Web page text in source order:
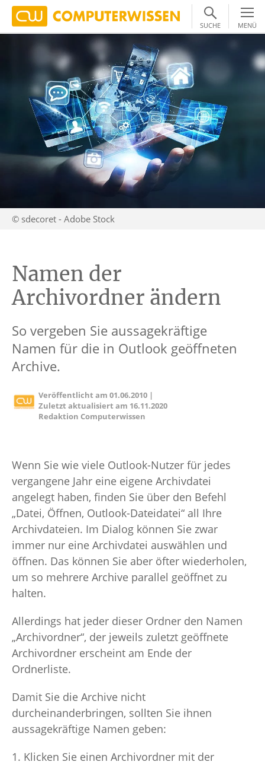
SUCHE MENÜ
© sdecoret - Adobe Stock
Namen der
Archivordner ändern
So vergeben Sie aussagekräftige
Namen für die in Outlook geöffneten
Archive.
Veröffentlicht am01.06.2010 |
Zuletzt aktualisiert am 16.11.2020
Redaktion Computerwissen
Wenn Sie wie viele Outlook-Nutzer für jedes
vergangene Jahr eine eigene Archivdatei
angelegt haben, finden Sie über den Befehl
„Datei, Öffnen, Outlook-Dateidatei“ all Ihre
Archivdateien. Im Dialog können Sie zwar
immer nur eine Archivdatei auswählen und
öffnen. Das können Sie aber öfter wiederholen,
um so mehrere Archive parallel geöffnet zu
halten.
Allerdings hat jeder dieser Ordner den Namen
„Archivordner“, der jeweils zuletzt geöffnete
Archivordner erscheint am Ende der
Ordnerliste.
Damit Sie die Archive nicht
durcheinanderbringen, sollten Sie ihnen
aussagekräftige Namen geben:
1. Klicken Sie einen Archivordner mit der